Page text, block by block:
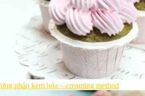
pháp kem hóa – creaming method